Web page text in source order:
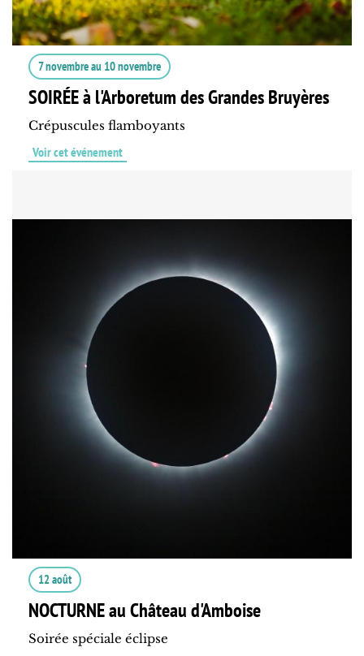
7 novembreau 10 novembre
SOIRÉE à l'Arboretum des Grandes Bruyères
Crépuscules flamboyants
Voir cet événement
12 août
NOCTURNE au Château d'Amboise
Soirée spéciale éclipse